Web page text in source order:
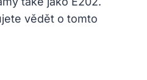
vědět o tomto